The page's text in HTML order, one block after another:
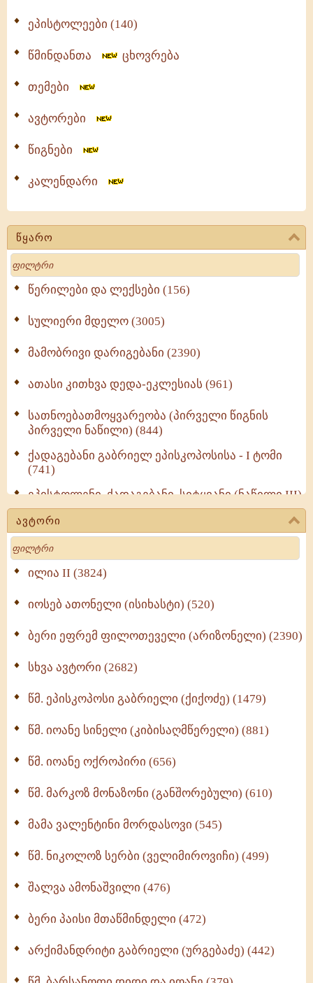
ეპისტოლეები (140)
წმინდანთა ცხოვრება
თემები
ავტორები
წიგნები
კალენდარი
წყარო
Search
წერილები და ლექსები (156)
სულიერი მდელო (3005)
მამობრივი დარიგებანი (2390)
ათასი კითხვა დედა-ეკლესიას (961)
სათნოებათმოყვარეობა (პირველი წიგნის
პირველი ნაწილი) (844)
ქადაგებანი გაბრიელ ეპისკოპოსისა - I ტომი
(741)
ეპისტოლენი, ქადაგებანი, სიტყვანი (ნაწილი III)
(723)
მოძღვრის ძალზე სასარგებლო რჩევები
მრევლისათვის (545)
Wisdomge (514)
ქადაგებანი გაბრიელ ეპისკოპოსისა - II ტომი
სულიერი ცხოვრების სახელმძღვანელო -
ნაწილი II (369)
ავტორი
Search
ილია II (3824)
იოსებ ათონელი (ისიხასტი) (520)
ბერი ეფრემ ფილოთეველი (არიზონელი) (2390)
სხვა ავტორი (2682)
წმ. ეპისკოპოსი გაბრიელი (ქიქოძე) (1479)
წმ. იოანე სინელი (კიბისაღმწერელი) (881)
წმ. იოანე ოქროპირი (656)
წმ. მარკოზ მონაზონი (განშორებული) (610)
მამა ვალენტინი მორდასოვი (545)
წმ. ნიკოლოზ სერბი (ველიმიროვიჩი) (499)
შალვა ამონაშვილი (476)
ბერი პაისი მთაწმინდელი (472)
არქიმანდრიტი გაბრიელი (ურგებაძე) (442)